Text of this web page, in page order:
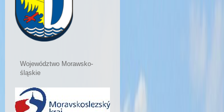
Województwo Morawsko-
śląskie